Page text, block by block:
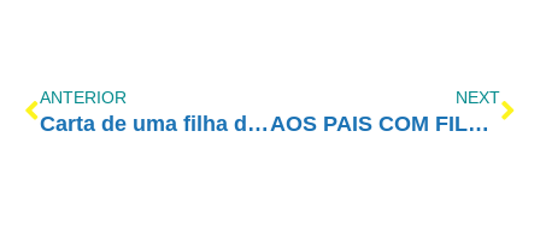
ANTERIOR
Carta de uma filha de mãe adicta
NEXT
AOS PAIS COM FILHOS NAS CRACOLÂNDIAS DE SÃO PAULO